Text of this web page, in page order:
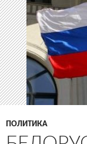
ПОЛИТИКА